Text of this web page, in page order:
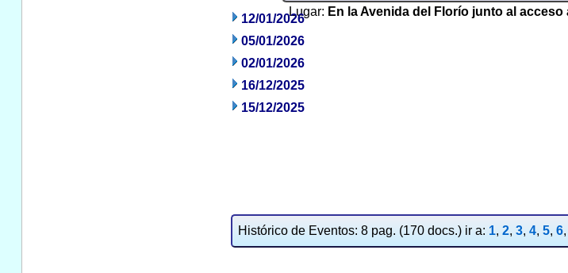
Lugar: En la Avenida del Florío junto al
12/01/2026
05/01/2026
02/01/2026
16/12/2025
15/12/2025
Histórico de Eventos: 8 pag. (170 docs.) ir a: 1, 2, 3, 4, 5, 6,